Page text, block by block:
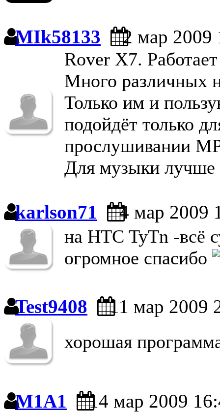
MIk58133 2 мар 2009
Rover X7.
Много различных
Только им и
подойдёт только
прослушивании
Для музыки лучше
karlson71 4 мар 2009
на HTC TyTn -всё
огромное спасибо
Test9408 11 мар 2009
хорошая
M1A1 14 мар 2009